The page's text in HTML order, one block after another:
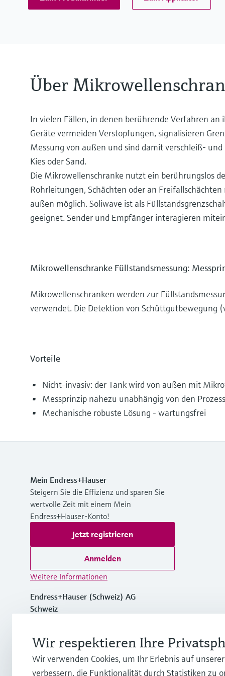
Über
In vielen Fällen, in denen berührende Verfahren an
Geräte vermeiden Verstopfungen, signalisieren
Messung von außen und sind damit verschleiß-
Kies oder Sand.
Die Mikrowellenschranke nutzt ein berührungslos
Rohrleitungen, Schächten oder an
außen möglich. Soliwave ist als
geeignet. Sender und Empfänger interagieren
Mikrowellenschranke Füllstandsmessung:
Mikrowellenschranken werden zur
verwendet. Die Detektion von Schüttgutbewegung
Vorteile
Nicht-invasiv: der Tank wird von außen mit
Messprinzip nahezu unabhängig von den
Mechanische robuste Lösung - wartungsfrei
Mein Endress+Hauser
Steigern Sie die Effizienz und sparen Sie
wertvolle Zeit mit einem Mein
Endress+Hauser-Konto!
Jetzt registrieren
Anmelden
Weitere Informationen
Endress+Hauser (Schweiz) AG
Schweiz
+41 61 715 7575
Wir respektieren Ihre
Wir verwenden Cookies, um Ihr Erlebnis auf
verbessern, die Funktionalität durch Statistiken zu